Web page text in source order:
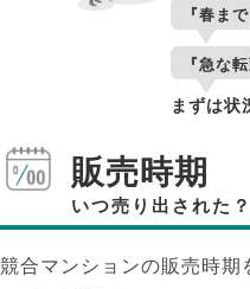
『春ま
『急な
まずは状
販売時期
いつ売り出された？
競合マンションの販売時期